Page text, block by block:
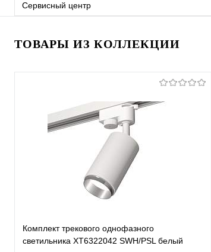
Сервисный центр
ТОВАРЫ ИЗ КОЛЛЕКЦИИ
Комплект трекового однофазного
светильника XT6322042 SWH/PSL белый